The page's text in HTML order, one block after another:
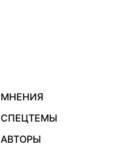
МНЕНИЯ
СПЕЦТЕМЫ
АВТОРЫ